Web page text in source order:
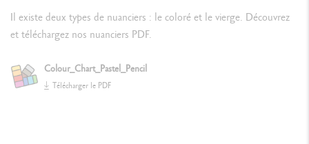
Indication du numéro de la couleur
DÉTAILS DE LA MINE
Il existe deux types de nuanciers : le coloré et le vierge. Découvrez
et téléchargez nos nuanciers PDF.
Colour_Chart_Pastel_Pencil
Télécharger le PDF